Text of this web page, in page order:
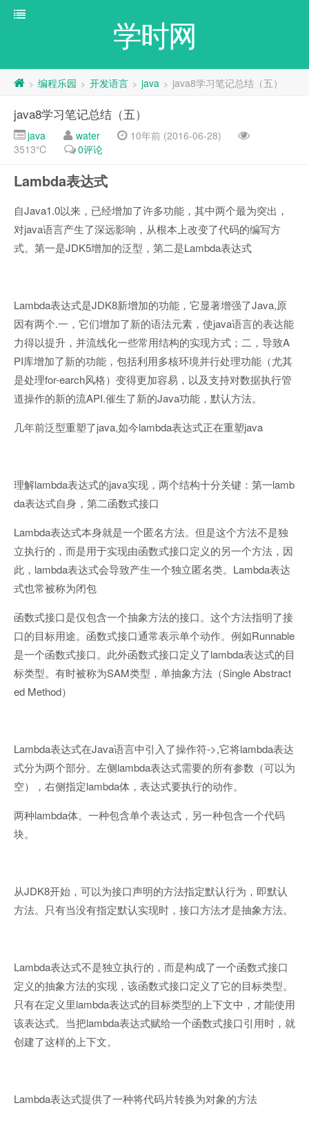
学时网
> 编程乐园 > 开发语言 > java > java8学习笔记总结（五）
java8学习笔记总结（五）
java water
10年前 (2016-06-28)
3513℃
0评论
Lambda表达式
自Java1.0以来，已经增加了许多功能，其中两个最为突出，
对java语言产生了深远影响，从根本上改变了代码的编写方
式。第一是JDK5增加的泛型，第二是Lambda表达式
Lambda表达式是JDK8新增加的功能，它显著增强了Java,原
因有两个.一，它们增加了新的语法元素，使java语言的表达能
力得以提升，并流线化一些常用结构的实现方式；二，导致A
PI库增加了新的功能，包括利用多核环境并行处理功能（尤其
是处理for-earch风格）变得更加容易，以及支持对数据执行管
道操作的新的流API.催生了新的Java功能，默认方法。
几年前泛型重塑了java,如今lambda表达式正在重塑java
理解lambda表达式的java实现，两个结构十分关键：第一lamb
da表达式自身，第二函数式接口
Lambda表达式本身就是一个匿名方法。但是这个方法不是独
立执行的，而是用于实现由函数式接口定义的另一个方法，因
此， lambda表达式会导致产生一个独立匿名类。 Lambda表达
式也常被称为闭包
函数式接口是仅包含一个抽象方法的接口。这个方法指明了接
口的目标用途。函数式接口通常表示单个动作。例如Runnable
是一个函数式接口。此外函数式接口定义了lambda表达式的目
标类型。有时被称为SAM类型，单抽象方法（Single Abstract
ed Method）
Lambda表达式在Java语言中引入了操作符->,它将lambda表达
式分为两个部分。左侧 lambda表达式需要的所有参数（可以为
空），右侧指定lambda体，表达式要执行的动作。
两种lambda体。一种包含单个表达式，另一种包含一个代码
块。
从JDK8开始，可以为接口声明的方法指定默认行为，即默认
方法。只有当没有指定默认实现时，接口方法才是抽象方法。
Lambda表达式不是独立执行的，而是构成了一个函数式接口
定义的抽象方法的实现，该函数式接口定义了它的目标类型。
只有在定义里lambda表达式的目标类型的上下文中，才能使用
该表达式。当把lambda表达式赋给一个函数式接口引用时，就
创建了这样的上下文。
Lambda表达式提供了一种将代码片转换为对象的方法